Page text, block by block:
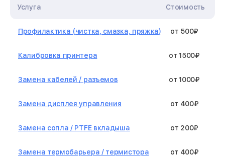
Услуга Стоимость
Профилактика (чистка, смазка, пряжка) от 500₽
Калибровка принтера от 1500₽
Замена кабелей / разъемов от 1000₽
Замена дисплея управления от 400₽
Замена сопла / PTFE вкладыша от 200₽
Замена термобарьера / термистора от 400₽